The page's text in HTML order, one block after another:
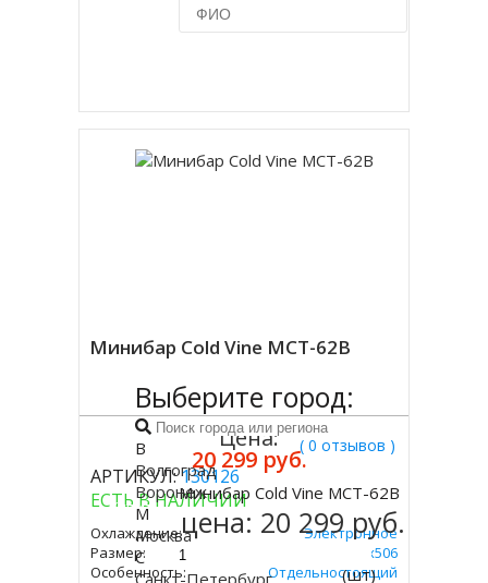
Минибар Cold Vine MCT-62B
( 0 отзывов )
АРТИКУЛ:130126
ЕСТЬ В НАЛИЧИИ
Охлаждение:
Электронное
Размер:
ВxШxГ Мм 595х486х506
Особенность:
Отдельностоящий
Цена:
20 299 руб.
Купить
Минибар Cold Vine MCT-62B
цена: 20 299 руб.
(шт)
Выберите город:
В
Волгоград
Воронеж
М
Москва
С
Санкт-Петербург